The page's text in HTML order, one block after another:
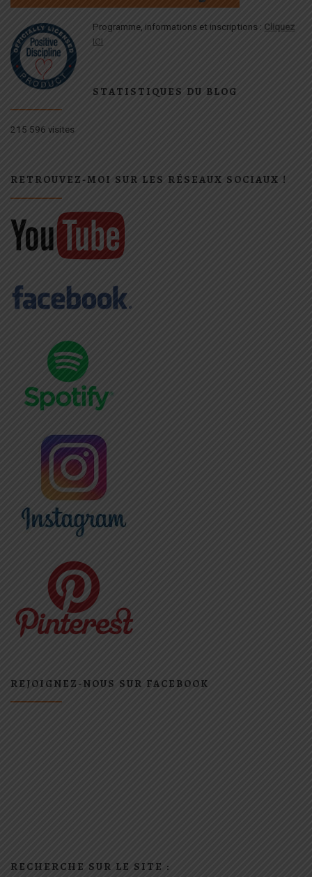
Programme, informations et inscriptions : Cliquez
ICI
STATISTIQUES DU BLOG
215 596 visites
RETROUVEZ-MOI SUR LES RÉSEAUX SOCIAUX !
REJOIGNEZ-NOUS SUR FACEBOOK
RECHERCHE SUR LE SITE :